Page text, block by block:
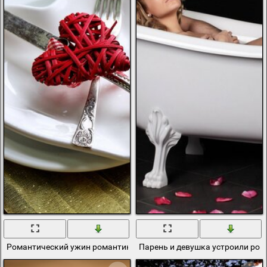
Романтический ужин романтика лепесткиПарень и девушка устроили